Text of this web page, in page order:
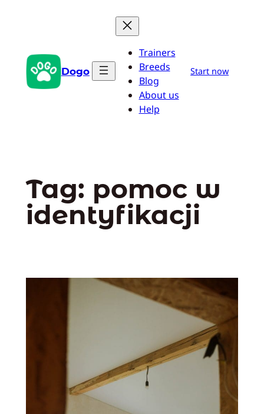
Dogo
Trainers
Breeds
Blog
About us
Help
Start now
Tag: pomoc w
identyfikacji